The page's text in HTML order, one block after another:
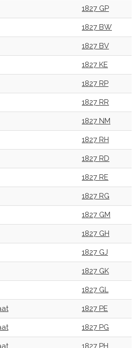
1827 GP
1827 BW
1827 BV
1827 KE
1827 RP
1827 RR
1827 NM
1827 RH
1827 RD
1827 RE
1827 RG
1827 GM
1827 GH
1827 GJ
1827 GK
1827 GL
1827 PE
1827 PG
1827 PH